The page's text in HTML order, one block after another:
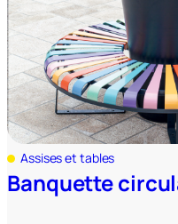
Assises et tables
Banquette